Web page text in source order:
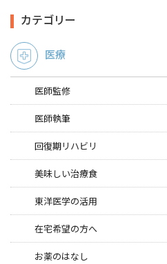
カテゴリー
医療
医師監修
医師執筆
回復期リハビリ
美味しい治療食
東洋医学の活用
在宅希望の方へ
お薬のはなし